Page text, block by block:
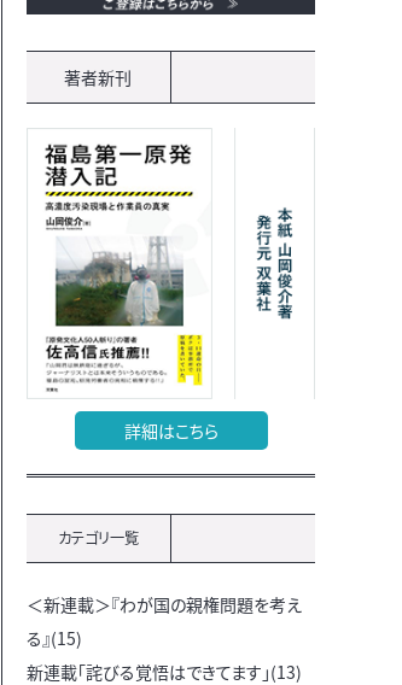
著者新刊
詳細はこちら
カテゴリ一覧
＜新連載＞『わが国の親権問題を考え
る』(15)
新連載「詫びる覚悟はできてます」(13)